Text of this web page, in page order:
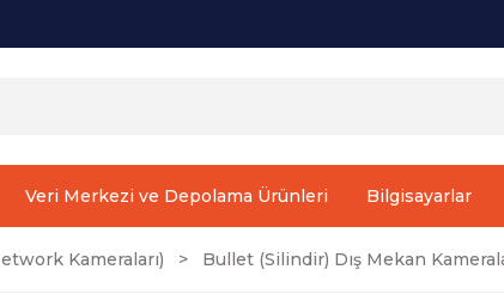
Veri Merkezi ve Depolama Ürünleri Bilgisayarlar
Kameraları) Bullet (Silindir) Dış Mekan